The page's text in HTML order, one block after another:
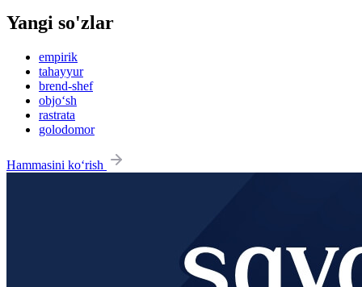
Yangi so'zlar
empirik
tahayyur
brend-shef
objo‘sh
rastrata
golodomor
Hammasini ko‘rish